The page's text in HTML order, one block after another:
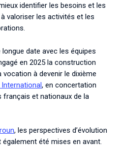
identifier les besoins et les
valoriser les activités et les
date avec les équipes
en 2025 la construction
vocation à devenir le dixième
International, en concertation
français et nationaux de la
, les perspectives d’évolution
également été mises en avant.